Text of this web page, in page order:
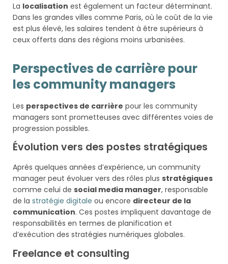
La localisation est également un facteur déterminant.
Dans les grandes villes comme Paris, où le coût de la vie
est plus élevé, les salaires tendent à être supérieurs à
ceux offerts dans des régions moins urbanisées.
Perspectives de carrière pour
les community managers
Les perspectives de carrière pour les community
managers sont prometteuses avec différentes voies de
progression possibles.
Évolution vers des postes stratégiques
Après quelques années d’expérience, un community
manager peut évoluer vers des rôles plus stratégiques
comme celui de social media manager, responsable
de la stratégie digitale ou encore directeur de la
communication. Ces postes impliquent davantage de
responsabilités en termes de planification et
d’exécution des stratégies numériques globales.
Freelance et consulting